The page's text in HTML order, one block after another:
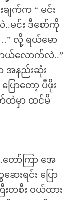
က်က “ မင်း
မင်း ဒီစော်ကို
လို့ ရယ်မော
ဘယ်လောက်လဲ..”
အနည်းဆုံး
ောတော့ ပီဖိုး
ထဲမှာ ထင်မိ
တော်ကြာ အေ
းရင်း ပြော
တစီး ဝယ်ထား